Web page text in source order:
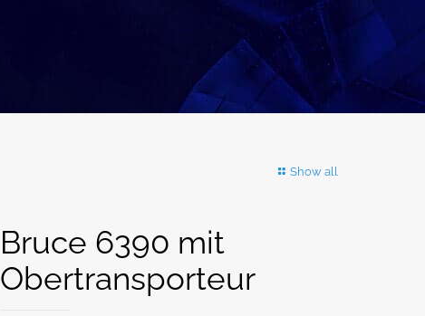
Show all
Bruce 6390 mit
Obertransporteur